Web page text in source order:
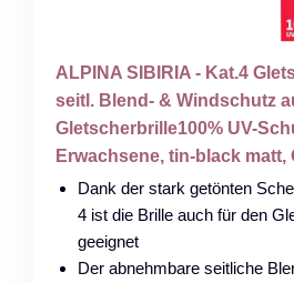
ALPINA SIBIRIA - Kat.4
seitl. Blend- & Windschutz
Gletscherbrille100% UV-
Erwachsene, tin-black matt,
Dank der stark getönten
4 ist die Brille auch für den
geeignet
Der abnehmbare seitliche